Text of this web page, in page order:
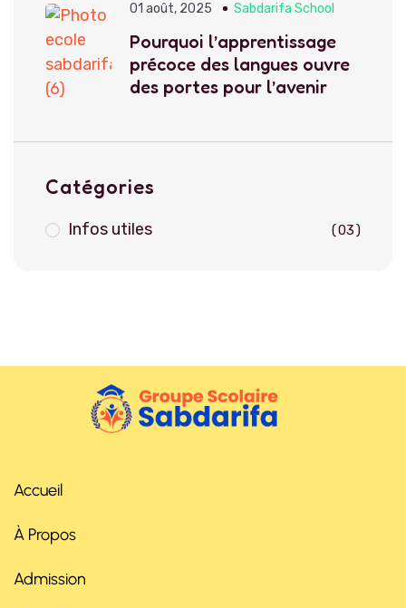
01 août, 2025 Sabdarifa School
Pourquoi l’apprentissage
précoce des langues ouvre
des portes pour l’avenir
Catégories
Infos utiles 03
Accueil
À Propos
Admission